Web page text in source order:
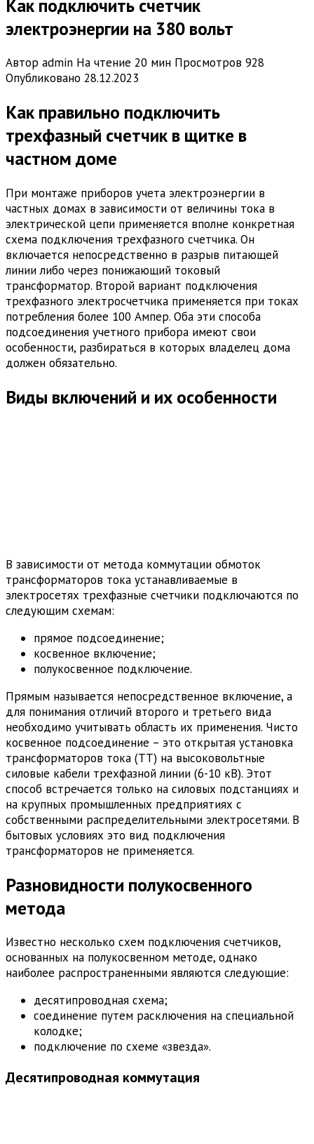
Как подключить счетчик
электроэнергии на 380 вольт
Автор admin На чтение 20 мин Просмотров 928
Опубликовано 28.12.2023
Как правильно подключить
трехфазный счетчик в щитке в
частном доме
При монтаже приборов учета электроэнергии в
частных домах в зависимости от величины тока в
электрической цепи применяется вполне конкретная
схема подключения трехфазного счетчика. Он
включается непосредственно в разрыв питающей
линии либо через понижающий токовый
трансформатор. Второй вариант подключения
трехфазного электросчетчика применяется при токах
потребления более 100 Ампер. Оба эти способа
подсоединения учетного прибора имеют свои
особенности, разбираться в которых владелец дома
должен обязательно.
Виды включений и их особенности
В зависимости от метода коммутации обмоток
трансформаторов тока устанавливаемые в
электросетях трехфазные счетчики подключаются по
следующим схемам:
прямое подсоединение;
косвенное включение;
полукосвенное подключение.
Прямым называется непосредственное включение, а
для понимания отличий второго и третьего вида
необходимо учитывать область их применения. Чисто
косвенное подсоединение – это открытая установка
трансформаторов тока (ТТ) на высоковольтные
силовые кабели трехфазной линии (6-10 кВ). Этот
способ встречается только на силовых подстанциях и
на крупных промышленных предприятиях с
собственными распределительными электросетями. В
бытовых условиях это вид подключения
трансформаторов не применяется.
Разновидности полукосвенного
метода
Известно несколько схем подключения счетчиков,
основанных на полукосвенном методе, однако
наиболее распространенными являются следующие:
десятипроводная схема;
соединение путем расключения на специальной
колодке;
подключение по схеме «звезда».
Десятипроводная коммутация